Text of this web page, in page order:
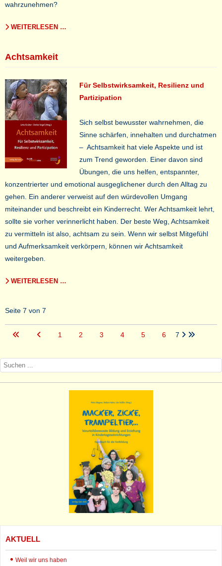
wahrzunehmen?
WEITERLESEN …
Achtsamkeit
Für Selbstwirksamkeit, Resilienz und
Partizipation
Sich selbst bewusster wahrnehmen, die
Sinne schärfen, innehalten und durchatmen
– Achtsamkeit hat viele Aspekte und ist
zum Trend geworden. Einer davon sind
Übungen, die uns helfen, entspannter,
konzentrierter und emotional ausgeglichener durch den Alltag zu
gehen. Ein anderer verweist auf den würdevollen Umgang
miteinander und beschreibt ein Kinderrecht. Wer Achtsamkeit lehrt,
sollte sie vorher verinnerlicht haben. Der beste Weg, Achtsamkeit
zu vermitteln ist also, achtsam zu sein. Wenn wir selbst Mitgefühl
und Aufmerksamkeit verkörpern, können wir Achtsamkeit
weitergeben.
WEITERLESEN …
Seite 7 von 7
1 2 3 4 5 6 7
AKTUELL
Weil wir uns haben